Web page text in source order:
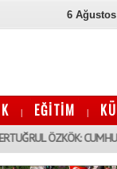
6
| EĞİTİM |